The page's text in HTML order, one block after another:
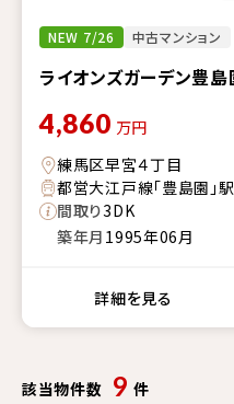
NEW 7/26 中古マンション
ライオンズガーデン豊島
4,860 万円
練馬区早宮４丁目
都営大江戸線「豊島園
間取り3DK
築年月 1995年06月
詳細を見る
該当物件数 9 件